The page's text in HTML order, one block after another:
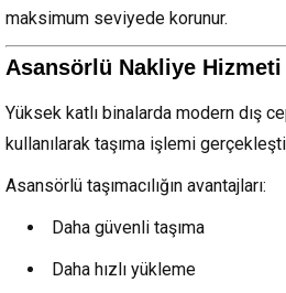
maksimum seviyede korunur.
Asansörlü Nakliye Hizmeti
Yüksek katlı binalarda modern dış
kullanılarak taşıma işlemi
Asansörlü taşımacılığın avantajları:
Daha güvenli taşıma
Daha hızlı yükleme